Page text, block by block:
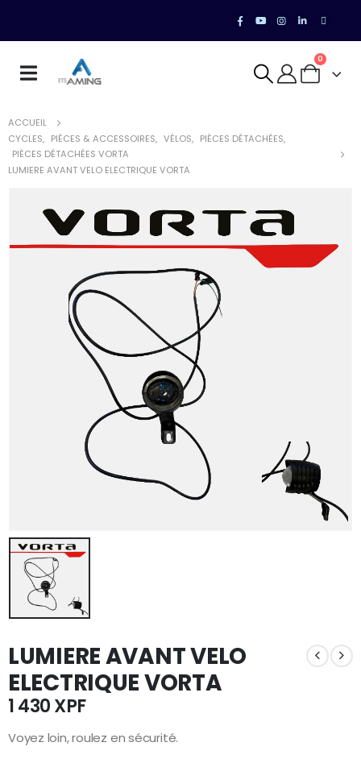
0
ACCUEIL
CYCLES, PIÈCES & ACCESSOIRES, VÉLOS, PIÈCES DÉTACHÉES,
PIÈCES DÉTACHÉES VORTA
LUMIERE AVANT VELO ELECTRIQUE VORTA
LUMIERE AVANT VELO
ELECTRIQUE VORTA
1 430XPF
Voyez loin, roulez en sécurité.